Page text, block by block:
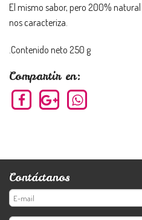
El mismo sabor, pero 200%
nos caracteriza.
.Contenido neto 250 g
Compartir en:
Contáctanos